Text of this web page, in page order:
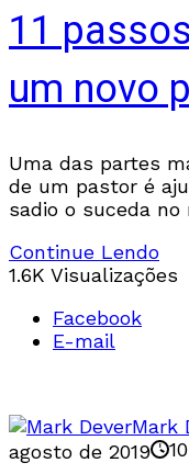
11
um novo
Uma das partes
de um pastor é
sadio o suceda no
Continue Lendo
1.6K Visualizações
Facebook
E-mail
Mark
agosto de 2019